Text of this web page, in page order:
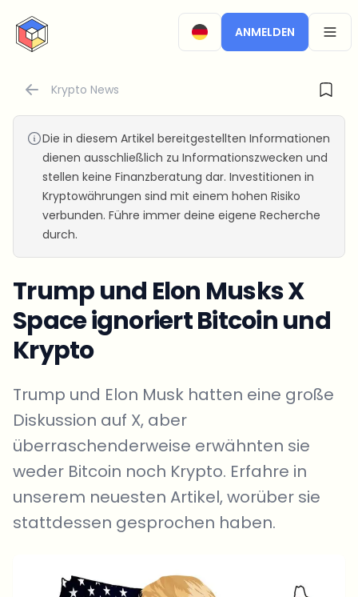
CryptoTicker
ANMELDEN
Krypto News
Die in diesem Artikel bereitgestellten Informationen
dienen ausschließlich zu Informationszwecken und
stellen keine Finanzberatung dar. Investitionen in
Kryptowährungen sind mit einem hohen Risiko
verbunden. Führe immer deine eigene Recherche
durch.
Trump und Elon Musks X
Space ignoriert Bitcoin und
Krypto
Trump und Elon Musk hatten eine große
Diskussion auf X, aber
überraschenderweise erwähnten sie
weder Bitcoin noch Krypto. Erfahre in
unserem neuesten Artikel, worüber sie
stattdessen gesprochen haben.